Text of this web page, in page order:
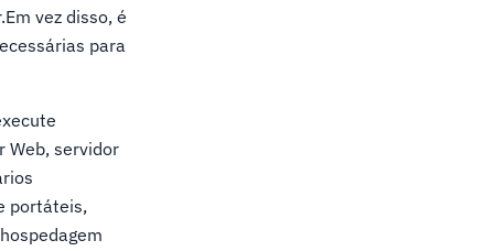
vez disso, é
para
Web, servidor
portáteis,